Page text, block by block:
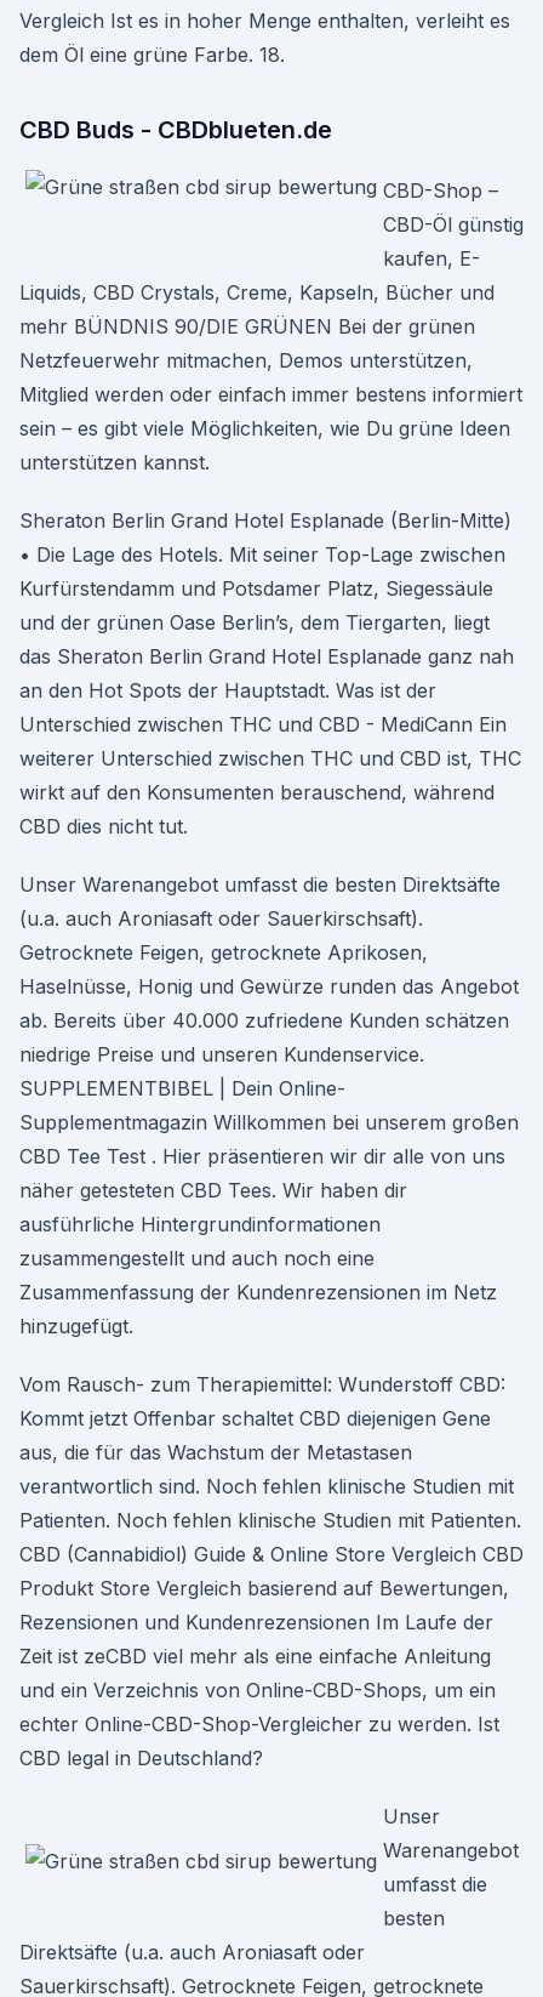
Vergleich Ist es in hoher Menge enthalten, verleiht es
dem Öl eine grüne Farbe. 18.
CBD Buds - CBDblueten.de
CBD-Shop –
CBD-Öl günstig
kaufen, E-
Liquids, CBD Crystals, Creme, Kapseln, Bücher und
mehr BÜNDNIS 90/DIE GRÜNEN Bei der grünen
Netzfeuerwehr mitmachen, Demos unterstützen,
Mitglied werden oder einfach immer bestens informiert
sein – es gibt viele Möglichkeiten, wie Du grüne Ideen
unterstützen kannst.
Sheraton Berlin Grand Hotel Esplanade (Berlin-Mitte)
• Die Lage des Hotels. Mit seiner Top-Lage zwischen
Kurfürstendamm und Potsdamer Platz, Siegessäule
und der grünen Oase Berlin’s, dem Tiergarten, liegt
das Sheraton Berlin Grand Hotel Esplanade ganz nah
an den Hot Spots der Hauptstadt. Was ist der
Unterschied zwischen THC und CBD - MediCann Ein
weiterer Unterschied zwischen THC und CBD ist, THC
wirkt auf den Konsumenten berauschend, während
CBD dies nicht tut.
Unser Warenangebot umfasst die besten Direktsäfte
(u.a. auch Aroniasaft oder Sauerkirschsaft).
Getrocknete Feigen, getrocknete Aprikosen,
Haselnüsse, Honig und Gewürze runden das Angebot
ab. Bereits über 40.000 zufriedene Kunden schätzen
niedrige Preise und unseren Kundenservice.
SUPPLEMENTBIBEL | Dein Online-
Supplementmagazin Willkommen bei unserem großen
CBD Tee Test . Hier präsentieren wir dir alle von uns
näher getesteten CBD Tees. Wir haben dir
ausführliche Hintergrundinformationen
zusammengestellt und auch noch eine
Zusammenfassung der Kundenrezensionen im Netz
hinzugefügt.
Vom Rausch- zum Therapiemittel: Wunderstoff CBD:
Kommt jetzt Offenbar schaltet CBD diejenigen Gene
aus, die für das Wachstum der Metastasen
verantwortlich sind. Noch fehlen klinische Studien mit
Patienten. Noch fehlen klinische Studien mit Patienten.
CBD (Cannabidiol) Guide & Online Store Vergleich CBD
Produkt Store Vergleich basierend auf Bewertungen,
Rezensionen und Kundenrezensionen Im Laufe der
Zeit ist zeCBD viel mehr als eine einfache Anleitung
und ein Verzeichnis von Online-CBD-Shops, um ein
echter Online-CBD-Shop-Vergleicher zu werden. Ist
CBD legal in Deutschland?
Unser
Warenangebot
umfasst die
besten
Direktsäfte (u.a. auch Aroniasaft oder
Sauerkirschsaft). Getrocknete Feigen, getrocknete